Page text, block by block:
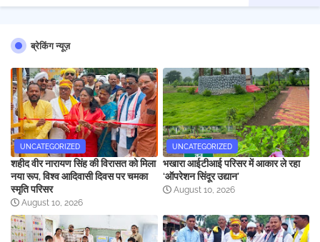
ब्रेकिंग न्यूज़
UNCATEGORIZED
शहीद वीर नारायण सिंह की विरासत को मिला
नया रूप, विश्व आदिवासी दिवस पर चमका
स्मृति परिसर
August 10, 2026
UNCATEGORIZED
भखारा आईटीआई परिसर में आकार ले रहा
‘ऑपरेशन सिंदूर उद्यान’
August 10, 2026